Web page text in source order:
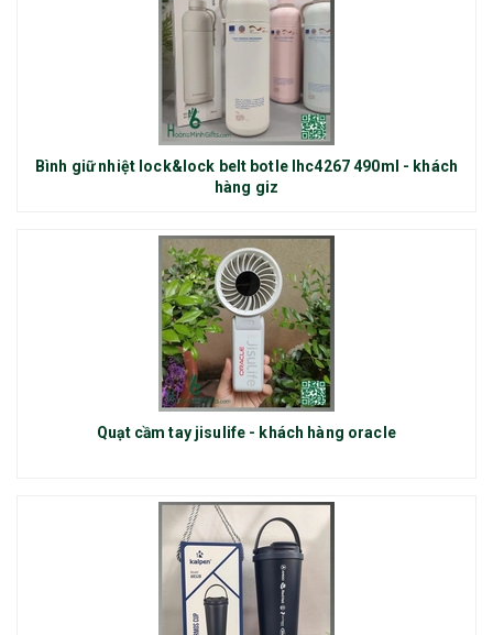
Bình giữ nhiệt lock&lock belt botle lhc4267 490ml - khách
hàng giz
Quạt cầm tay jisulife - khách hàng oracle